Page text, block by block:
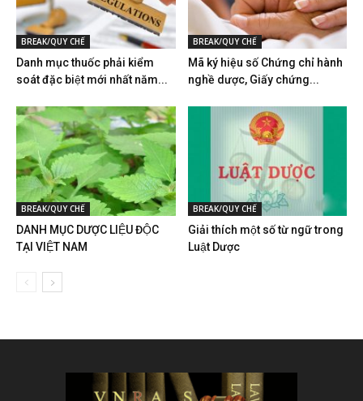
BREAK/QUY CHẾ
Danh mục thuốc phải kiểm
soát đặc biệt mới nhất năm...
BREAK/QUY CHẾ
Mã ký hiệu số Chứng chỉ hành
nghề dược, Giấy chứng...
BREAK/QUY CHẾ
DANH MỤC DƯỢC LIỆU ĐỘC
TẠI VIỆT NAM
BREAK/QUY CHẾ
Giải thích một số từ ngữ trong
Luật Dược